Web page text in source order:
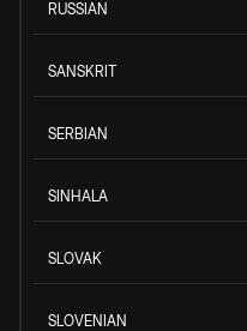
RUSSIAN
SANSKRIT
SERBIAN
SINHALA
SLOVAK
SLOVENIAN